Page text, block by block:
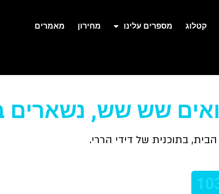
קטלוג מספרים עלינו מחירון מאמרים
שש שש, נשארים
בתוכנית של דידי הררי.